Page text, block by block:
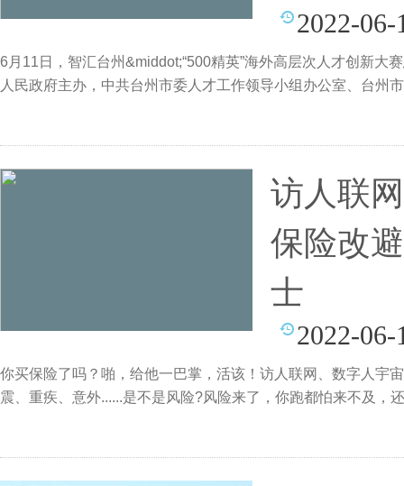
2022-06-
6月11日，智汇台州&middot;“500精英”海外高层次人才创新大
人民政府主办，中共台州市委人才工作领导小组办公室、台州
访人联
保险改
士
2022-06-
你买保险了吗？啪，给他一巴掌，活该！访人联网、数字人宇
震、重疾、意外......是不是风险?风险来了，你跑都怕来不及，